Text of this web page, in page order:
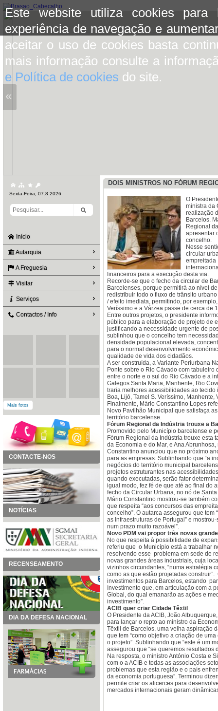
Este website utiliza cookies para
experiência de navegação e
aceitar o uso de cookies basta
mais informação consulte a
e Política de cookies do site.
«
Sexta-Feira, 07.8.2026
Início
Autarquia
A Freguesia
Visitar
Serviços
Contactos / Info
Mais fotos
CONTACTE-NOS
NOTÍCIAS
RECENSEAMENTO
DIA DA DEFESA NACIONAL
DOIS MINISTROS NO FÓRUM
O
ministra da
realização
Barcelos.
Regional
apresentar
concelho.
Nesse
circular
empreitada
financeiros para a execução desta via.
Recorde-se que o fecho da circular de
Barcelenses, porque permitirá ao nível
redistribuir todo o fluxo de trânsito
/ efeito imediata, permitindo, por
Veríssimo e a Várzea passe de cerca de
Entre outros projetos, o presidente
público para a elaboração de projeto de
justificando a necessidade urgente de
sublinhou que o concelho tem
densidade populacional elevada,
para o normal desenvolvimento
qualidade de vida dos cidadãos.
A ser construída, a Variante Periurbana
Ponte sobre o Rio Cávado com
entre o norte e o sul do Rio Cávado e a
Galegos Santa Maria, Manhente, Rio
traria melhores acessibilidades ao
Boa, Lijó, Tamel S. Veríssimo,
Finalmente, Mário Constantino Lopes
Novo Pavilhão Municipal que satisfaça
território barcelense.
Fórum Regional da Indústria trouxe a
Promovido pelo Município barcelense e
Fórum Regional da Indústria trouxe esta
da Economia e do Mar, e Ana
Constantino anunciou que no próximo
para as empresas. Sublinhando que “a
negócios do território municipal
projetos estruturantes nas
quando executadas, serão fator
igual modo, fez fé de que até ao final do
fecho da Circular Urbana, no nó de
Mário Constantino mostrou-se também
que respeita “aos concursos das
concelho”. O autarca assegurou que
as Infraestruturas de Portugal” e
num prazo muito razoável”.
Novo PDM vai propor três novas
No que respeita à possibilidade de
referiu que o Município está a trabalhar
resolvendo esse problema em sede de
novas grandes áreas industriais, cuja
vizinhos circundantes, “numa estratégia
como as que estão projetadas
investimentos para Barcelos, estando
Investimento que, em articulação com a
Global, do qual emanarão as ações e
investimento”.
ACIB quer criar Cidade Têxtil
O Presidente da ACIB, João
para lançar o repto ao ministro da
Têxtil de Barcelos, uma velha aspiração
que tem “como objetivo a criação de
o projeto”. Sublinhando que “este é um
assegurou que “se queremos resultados
Na resposta, o ministro António Costa e
com o a ACIB e todas as associações
problemas que esta região e o país
da economia portuguesa”. Terminou
permite criar os alicerces para
mercados internacionais geram